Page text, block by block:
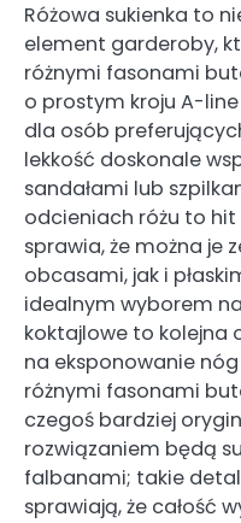
Różowa sukienka to
element garderoby,
różnymi fasonami
o prostym kroju A-
dla osób
lekkość doskonale
sandałami lub
odcieniach różu to
sprawia, że można je
obcasami, jak i
idealnym wyborem
koktajlowe to kolejna
na eksponowanie
różnymi fasonami
czegoś bardziej
rozwiązaniem będą
falbanami; takie
sprawiają, że całość